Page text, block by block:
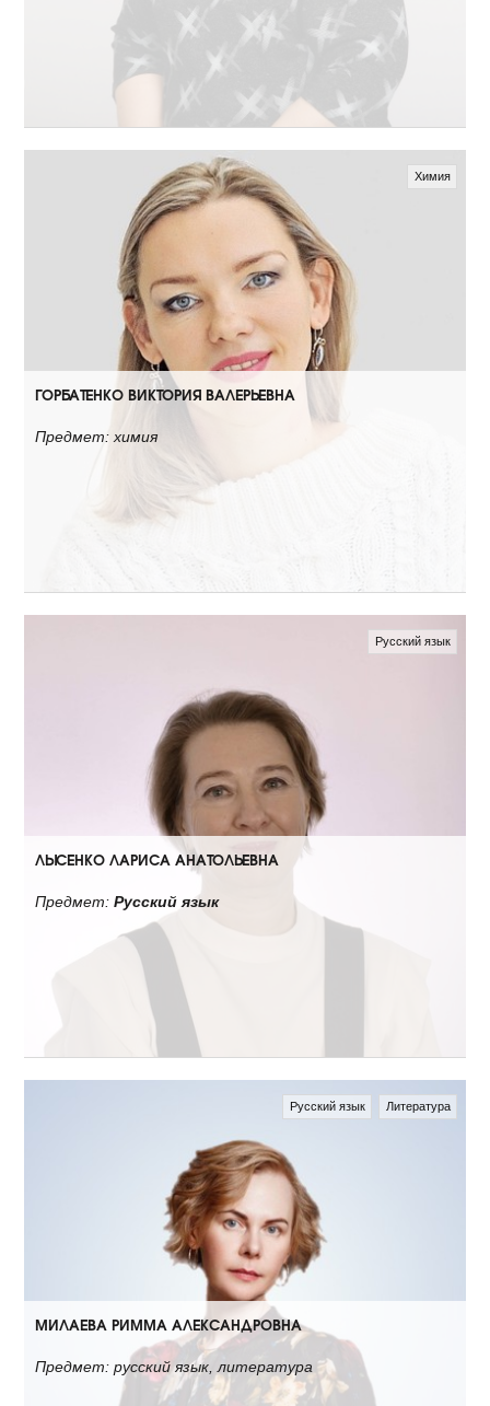
Химия
ГОРБАТЕНКО ВИКТОРИЯ ВАЛЕРЬЕВНА
Предмет: химия
Русский язык
ЛЫСЕНКО ЛАРИСА АНАТОЛЬЕВНА
Предмет: Русский язык
Русский язык Литература
МИЛАЕВА РИММА АЛЕКСАНДРОВНА
Предмет: русский язык, литература